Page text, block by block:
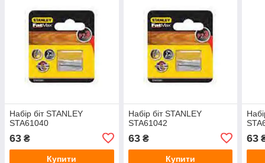
Набір біт STANLEY
STA61040
63 ₴
Купити
Набір біт STANLEY
STA61042
63₴
Купити
63